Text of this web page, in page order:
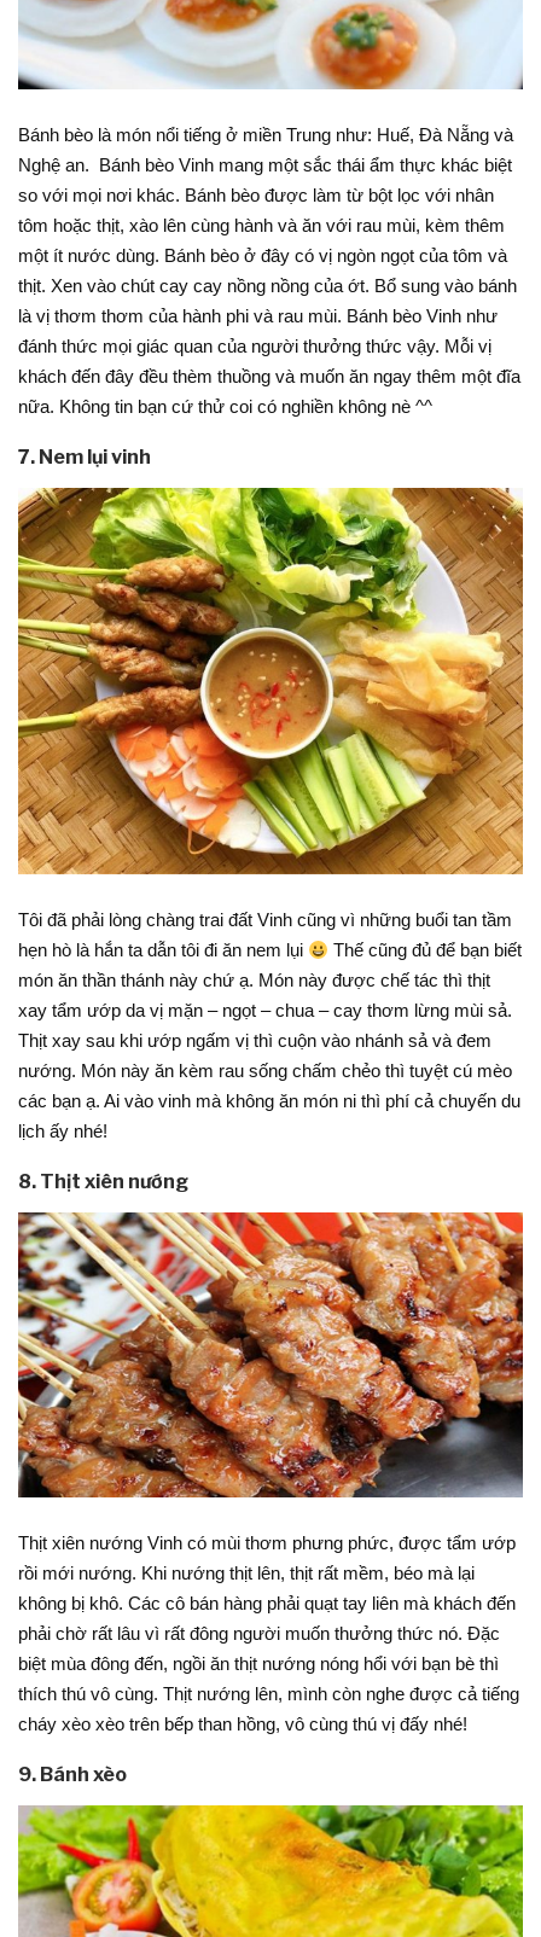
Bánh bèo là món nổi tiếng ở miền Trung như: Huế, Đà Nẵng và
Nghệ an. Bánh bèo Vinh mang một sắc thái ẩm thực khác biệt
so với mọi nơi khác. Bánh bèo được làm từ bột lọc với nhân
tôm hoặc thịt, xào lên cùng hành và ăn với rau mùi, kèm thêm
một ít nước dùng. Bánh bèo ở đây có vị ngòn ngọt của tôm và
thịt. Xen vào chút cay cay nồng nồng của ớt. Bổ sung vào bánh
là vị thơm thơm của hành phi và rau mùi. Bánh bèo Vinh như
đánh thức mọi giác quan của người thưởng thức vậy. Mỗi vị
khách đến đây đều thèm thuồng và muốn ăn ngay thêm một đĩa
nữa. Không tin bạn cứ thử coi có nghiền không nè ^^
7. Nem lụi vinh
Tôi đã phải lòng chàng trai đất Vinh cũng vì những buổi tan tầm
hẹn hò là hắn ta dẫn tôi đi ăn nem lụi
Thế cũng đủ để bạn biết
món ăn thần thánh này chứ ạ. Món này được chế tác thì thịt
xay tẩm ướp da vị mặn – ngọt – chua – cay thơm lừng mùi sả.
Thịt xay sau khi ướp ngấm vị thì cuộn vào nhánh sả và đem
nướng. Món này ăn kèm rau sống chấm chẻo thì tuyệt cú mèo
các bạn ạ. Ai vào vinh mà không ăn món ni thì phí cả chuyến du
lịch ấy nhé!
8. Thịt xiên nướng
Thịt xiên nướng Vinh có mùi thơm phưng phức, được tẩm ướp
rồi mới nướng. Khi nướng thịt lên, thịt rất mềm, béo mà lại
không bị khô. Các cô bán hàng phải quạt tay liên mà khách đến
phải chờ rất lâu vì rất đông người muốn thưởng thức nó. Đặc
biệt mùa đông đến, ngồi ăn thịt nướng nóng hổi với bạn bè thì
thích thú vô cùng. Thịt nướng lên, mình còn nghe được cả tiếng
cháy xèo xèo trên bếp than hồng, vô cùng thú vị đấy nhé!
9. Bánh xèo